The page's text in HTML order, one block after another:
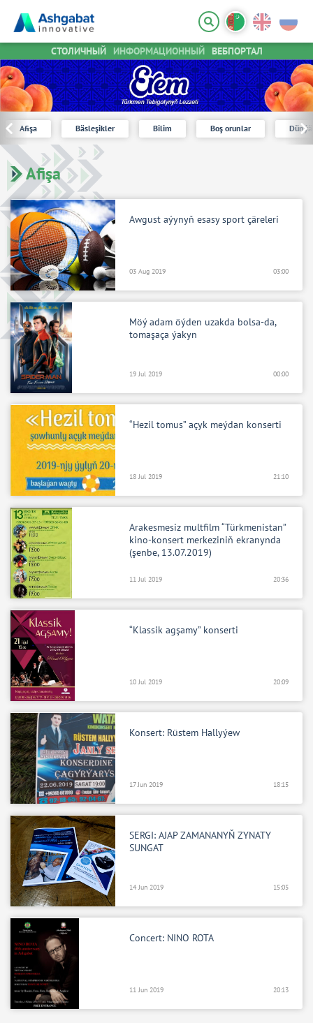
СТОЛИЧНЫЙ ИНФОРМАЦИОННЫЙ ВЕБПОРТАЛ
Afişa Bäsleşikler Bilim Boş orunlar
Afişa
Awgust aýynyň esasy sport çäreleri
03 Aug 2019 03:00
Möý adam öýden uzakda bolsa-da,
tomaşaça ýakyn
19 Jul 2019 00:00
“Hezil tomus” açyk meýdan konserti
18 Jul 2019 21:10
Arakesmesiz multfilm “Türkmenistan”
kino-konsert merkeziniň ekranynda
(şenbe, 13.07.2019)
11 Jul 2019 20:36
“Klassik agşamy” konserti
10 Jul 2019 20:09
Konsert: Rüstem Hallyýew
17 Jun 2019 18:15
SERGI: AJAP ZAMANANYŇ ZYNATY
SUNGAT
14 Jun 2019 15:05
Concert: NINO ROTA
11 Jun 2019 20:13